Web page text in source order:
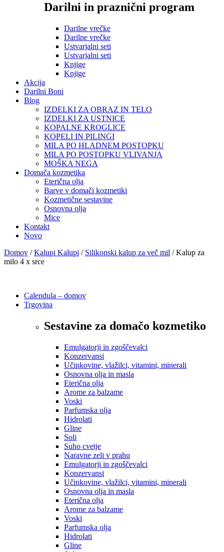
Darilni in praznični program
Darilne vrečke
Darilne vrečke
Ustvarjalni seti
Ustvarjalni seti
Knjige
Knjige
Akcija
Darilni Boni
Blog
IZDELKI ZA OBRAZ IN TELO
IZDELKI ZA USTNICE
KOPALNE KROGLICE
KOPELI IN PILINGI
MILA PO HLADNEM POSTOPKU
MILA PO POSTOPKU VLIVANJA
MOŠKA NEGA
Domača kozmetika
Eterična olja
Barve v domači kozmetiki
Kozmetične sestavine
Osnovna olja
Mice
Kontakt
Novo
Domov /Kalupi Kalupi / Silikonski kalup za več mil / Kalup za
milo 4 x srce
Calendula – domov
Trgovina
Sestavine za domačo kozmetiko
Emulgatorji in zgoščevalci
Konzervansi
Učinkovine, vlažilci, vitamini, minerali
Osnovna olja in masla
Eterična olja
Arome za balzame
Voski
Parfumska olja
Hidrolati
Gline
Soli
Suho cvetje
Naravne zeli v prahu
Emulgatorji in zgoščevalci
Konzervansi
Učinkovine, vlažilci, vitamini, minerali
Osnovna olja in masla
Eterična olja
Arome za balzame
Voski
Parfumska olja
Hidrolati
Gline